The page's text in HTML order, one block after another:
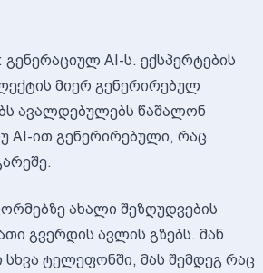
AI-ს. ექსპერტების
მიერ გენერირებულ
ავალდებულებს წაშალონ
AI-ით გენერირებული, რაც
ახალი შეზღუდვების
გვერდის ავლის გზებს. მან
ტელეფონში, მას შემდეგ რაც